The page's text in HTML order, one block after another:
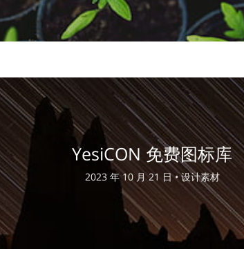
YesiCON 免费图标库
2023 年 10 月 21 日 •设计素材